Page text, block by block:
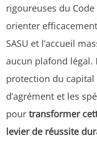
rigoureuses du
orienter
SASU et l’accueil
aucun plafond légal.
protection du capital
d’agrément et les
pour transformer
levier de réussite